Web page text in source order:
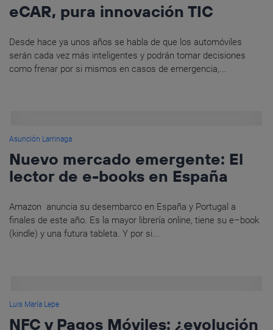
eCAR, pura innovación TIC
Desde hace ya unos años se habla de que los automóviles
serán cada vez más inteligentes y podrán tomar decisiones
como frenar por si mismos en casos de emergencia,...
Asunción Larrinaga
Nuevo mercado emergente: El
lector de e-books en España
Amazon anuncia su desembarco en España y Portugal a
finales de este año. Es la mayor librería online, tiene su e–book
(kindle) y una futura tableta. Y por si...
Luis María Lepe
NFC y Pagos Móviles: ¿evolución